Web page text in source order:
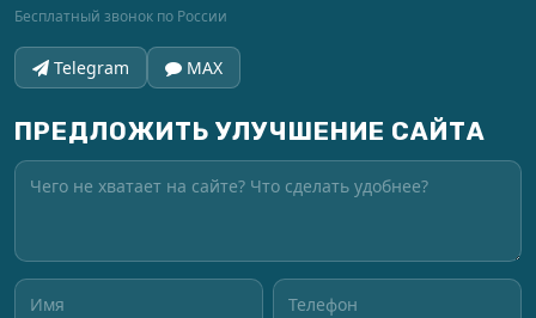
Бесплатный звонок по России
Telegram MAX
ПРЕДЛОЖИТЬ УЛУЧШЕНИЕ САЙТА